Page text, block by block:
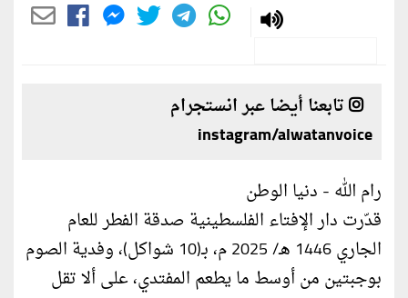
تابعنا أيضا عبر انستجرام
instagram/alwatanvoice
رام الله - دنيا الوطن
قدّرت دار الإفتاء الفلسطينية صدقة الفطر للعام
الجاري 1446 هـ/ 2025 م، بـ(10 شواكل)، وفدية الصوم
بوجبتين من أوسط ما يطعم المفتدي، على ألا تقل